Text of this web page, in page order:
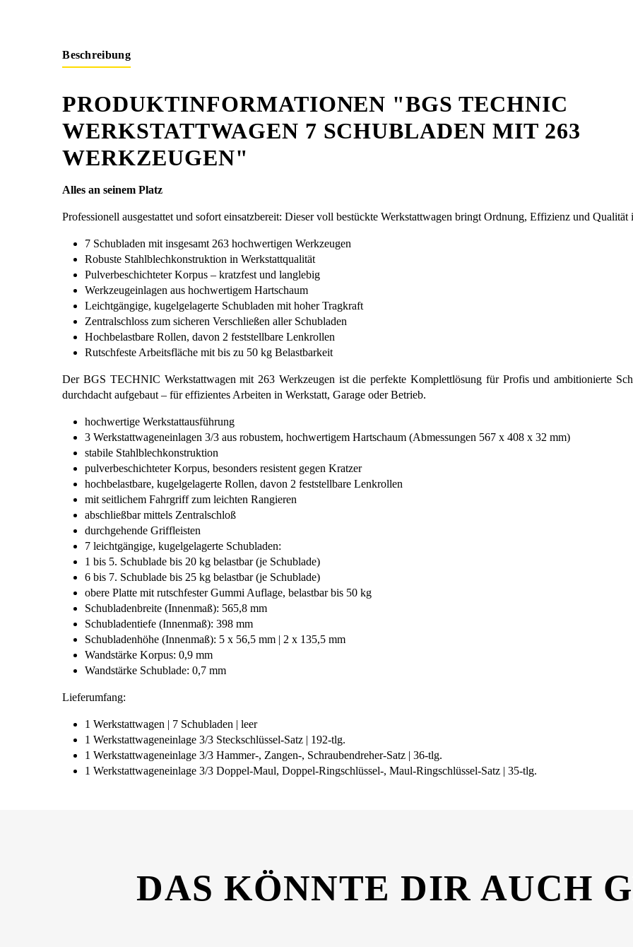
Beschreibung
PRODUKTINFORMATIONEN "BGS TECHNIC
WERKSTATTWAGEN 7 SCHUBLADEN MIT 263
WERKZEUGEN"
Alles an seinem Platz
Professionell ausgestattet und sofort einsatzbereit: Dieser voll bestückte Werkstattwagen bringt Ordnung, Effizienz und Qualität
7 Schubladen mit insgesamt 263 hochwertigen Werkzeugen
Robuste Stahlblechkonstruktion in Werkstattqualität
Pulverbeschichteter Korpus – kratzfest und langlebig
Werkzeugeinlagen aus hochwertigem Hartschaum
Leichtgängige, kugelgelagerte Schubladen mit hoher Tragkraft
Zentralschloss zum sicheren Verschließen aller Schubladen
Hochbelastbare Rollen, davon 2 feststellbare Lenkrollen
Rutschfeste Arbeitsfläche mit bis zu 50 kg Belastbarkeit
Der BGS TECHNIC Werkstattwagen mit 263 Werkzeugen ist die perfekte Komplettlösung für Profis und ambitionierte
durchdacht aufgebaut – für effizientes Arbeiten in Werkstatt, Garage oder Betrieb.
hochwertige Werkstattausführung
3 Werkstattwageneinlagen 3/3 aus robustem, hochwertigem Hartschaum (Abmessungen 567 x 408 x 32 mm)
stabile Stahlblechkonstruktion
pulverbeschichteter Korpus, besonders resistent gegen Kratzer
hochbelastbare, kugelgelagerte Rollen, davon 2 feststellbare Lenkrollen
mit seitlichem Fahrgriff zum leichten Rangieren
abschließbar mittels Zentralschloß
durchgehende Griffleisten
7 leichtgängige, kugelgelagerte Schubladen:
1 bis 5. Schublade bis 20 kg belastbar (je Schublade)
6 bis 7. Schublade bis 25 kg belastbar (je Schublade)
obere Platte mit rutschfester Gummi Auflage, belastbar bis 50 kg
Schubladenbreite (Innenmaß): 565,8 mm
Schubladentiefe (Innenmaß): 398 mm
Schubladenhöhe (Innenmaß): 5 x 56,5 mm | 2 x 135,5 mm
Wandstärke Korpus: 0,9 mm
Wandstärke Schublade: 0,7 mm
Lieferumfang:
1 Werkstattwagen | 7 Schubladen | leer
1 Werkstattwageneinlage 3/3 Steckschlüssel-Satz | 192-tlg.
1 Werkstattwageneinlage 3/3 Hammer-, Zangen-, Schraubendreher-Satz | 36-tlg.
1 Werkstattwageneinlage 3/3 Doppel-Maul, Doppel-Ringschlüssel-, Maul-Ringschlüssel-Satz | 35-tlg.
DAS KÖNNTE DIR AUCH